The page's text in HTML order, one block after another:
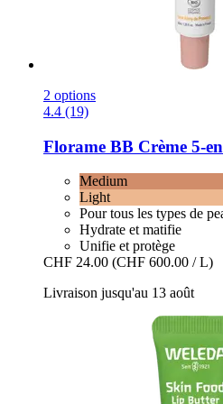
2 options
4.4 (19)
Florame BB Crème 5-​
Medium
Light
Pour tous les types de
Hydrate et matifie
Unifie et protège
CHF 24.00 (CHF 600.00 / L)
Livraison jusqu'au 13 août